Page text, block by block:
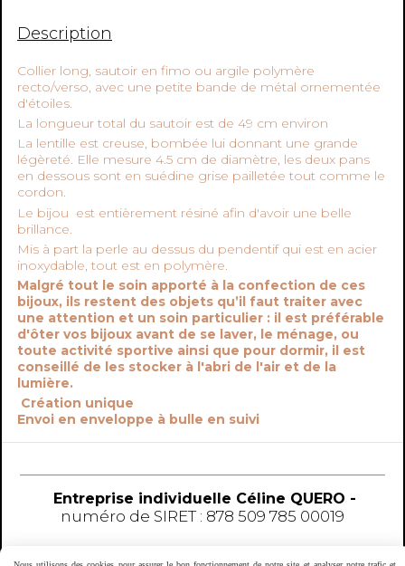
Description
Collier long, sautoir en fimo ou argile polymère
recto/verso, avec une petite bande de métal ornementée
d'étoiles.
La longueur total du sautoir est de 49 cm environ
La lentille est creuse, bombée lui donnant une grande
légèreté. Elle mesure 4.5 cm de diamètre, les deux pans
en dessous sont en suédine grise pailletée tout comme le
cordon.
Le bijou est entièrement résiné afin d'avoir une belle
brillance.
Mis à part la perle au dessus du pendentif qui est en acier
inoxydable, tout est en polymère.
Malgré tout le soin apporté à la confection de ces
bijoux, ils restent des objets qu’il faut traiter avec
une attention et un soin particulier : il est préférable
d'ôter vos bijoux avant de se laver, le ménage, ou
toute activité sportive ainsi que pour dormir, il est
conseillé de les stocker à l'abri de l'air et de la
lumière.
Création unique
Envoi en enveloppe à bulle en suivi
Entreprise individuelle Céline QUERO -
numéro de SIRET : 878 509 785 00019